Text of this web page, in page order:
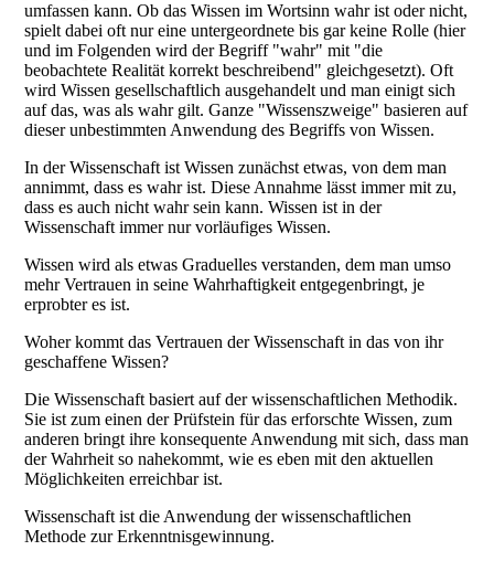
umfassen kann. Ob das Wissen im Wortsinn wahr ist oder nicht,
spielt dabei oft nur eine untergeordnete bis gar keine Rolle (hier
und im Folgenden wird der Begriff "wahr" mit "die
beobachtete Realität korrekt beschreibend" gleichgesetzt). Oft
wird Wissen gesellschaftlich ausgehandelt und man einigt sich
auf das, was als wahr gilt. Ganze "Wissenszweige" basieren auf
dieser unbestimmten Anwendung des Begriffs von Wissen.
In der Wissenschaft ist Wissen zunächst etwas, von dem man
annimmt, dass es wahr ist. Diese Annahme lässt immer mit zu,
dass es auch nicht wahr sein kann. Wissen ist in der
Wissenschaft immer nur vorläufiges Wissen.
Wissen wird als etwas Graduelles verstanden, dem man umso
mehr Vertrauen in seine Wahrhaftigkeit entgegenbringt, je
erprobter es ist.
Woher kommt das Vertrauen der Wissenschaft in das von ihr
geschaffene Wissen?
Die Wissenschaft basiert auf der wissenschaftlichen Methodik.
Sie ist zum einen der Prüfstein für das erforschte Wissen, zum
anderen bringt ihre konsequente Anwendung mit sich, dass man
der Wahrheit so nahekommt, wie es eben mit den aktuellen
Möglichkeiten erreichbar ist.
Wissenschaft ist die Anwendung der wissenschaftlichen
Methode zur Erkenntnisgewinnung.